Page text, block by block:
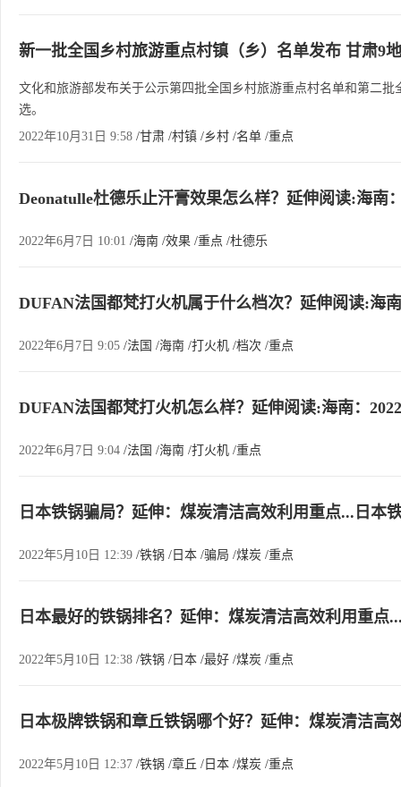
新一批全国乡村旅游重点村镇（乡）名单发布 甘肃9
文化和旅游部发布关于公示第四批全国乡村旅游重点村名单和第二
选。
2022年10月31日 9:58 /甘肃 /村镇 /乡村 /名单 /重点
Deonatulle杜德乐止汗膏效果怎么样？延伸阅读:海南
2022年6月7日 10:01 /海南 /效果 /重点 /杜德乐
DUFAN法国都梵打火机属于什么档次？延伸阅读:海
2022年6月7日 9:05 /法国 /海南 /打火机 /档次 /重点
DUFAN法国都梵打火机怎么样？延伸阅读:海南：
2022年6月7日 9:04 /法国 /海南 /打火机 /重点
日本铁锅骗局？延伸：煤炭清洁高效利用重点...日本
2022年5月10日 12:39 /铁锅 /日本 /骗局 /煤炭 /重点
日本最好的铁锅排名？延伸：煤炭清洁高效利用重点
2022年5月10日 12:38 /铁锅 /日本 /最好 /煤炭 /重点
日本极牌铁锅和章丘铁锅哪个好？延伸：煤炭清洁
好
2022年5月10日 12:37 /铁锅 /章丘 /日本 /煤炭 /重点